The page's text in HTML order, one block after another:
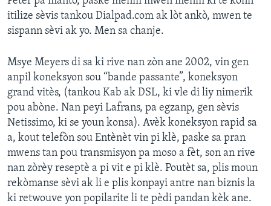
itilize sèvis tankou Dialpad.com ak lòt ankò, mwen te
sispann sèvi ak yo. Men sa chanje.
Msye Meyers di sa ki rive nan zòn ane 2002, vin gen
anpil koneksyon sou “bande passante”, koneksyon
grand vitès, (tankou Kab ak DSL, ki vle di liy nimerik
pou abòne. Nan peyi Lafrans, pa egzanp, gen sèvis
Netissimo, ki se youn konsa). Avèk koneksyon rapid sa
a, kout telefòn sou Entènèt vin pi klè, paske sa pran
mwens tan pou transmisyon pa moso a fèt, son an rive
nan zòrèy reseptè a pi vit e pi klè. Poutèt sa, plis moun
rekòmanse sèvi ak li e plis konpayi antre nan biznis la
ki retwouve yon popilarite li te pèdi pandan kèk ane.